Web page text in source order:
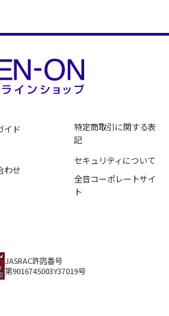
イド
わせ
特定商取引に関する表
記
セキュリティについて
全音コーポレートサイ
ト
JASRAC許諾番号
第9016745003Y37019号